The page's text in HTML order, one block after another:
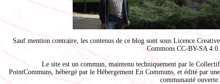
Sauf mention contraire, les contenus de ce blog sont sous Licence Creative
Commons CC-BY-SA 4.0
Le site est un commun, maintenu techniquement par le Collectif
PointCommuns , hébergé par le Hébergement En Communs , et édité par une
communauté ouverte.